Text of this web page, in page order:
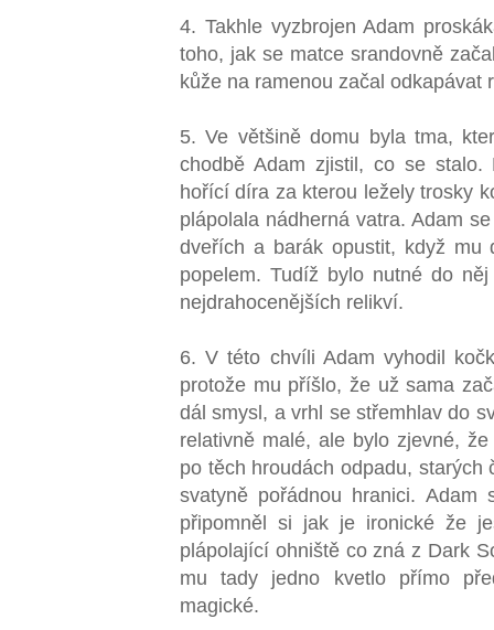
4. Takhle vyzbrojen Adam
toho, jak se matce srandovně
kůže na ramenou začal odkapávat
5. Ve většině domu byla tma,
chodbě Adam zjistil, co se
hořící díra za kterou ležely trosky
plápolala nádherná vatra. Adam
dveřích a barák opustit, když
popelem. Tudíž bylo nutné do
nejdrahocenějších relikví.
6. V této chvíli Adam vyhodil
protože mu příšlo, že už sama
dál smysl, a vrhl se střemhlav do
relativně malé, ale bylo zjevné,
po těch hroudách odpadu,
svatyně pořádnou hranici.
připomněl si jak je ironické že
plápolající ohniště co zná z Dark
mu tady jedno kvetlo přímo
magické.